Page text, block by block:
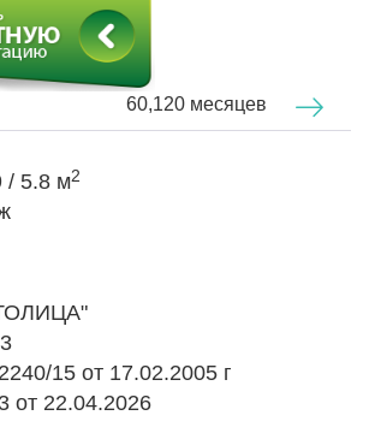
60,120 месяцев
/ 5.8 м2
15 от 17.02.2005 г
от 22.04.2026